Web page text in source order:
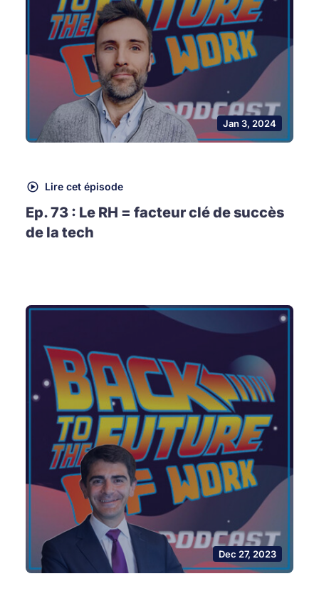
Jan 3, 2024
Lire cet épisode
Ep. 73 : Le RH = facteur clé de succès
de la tech
Dec 27, 2023